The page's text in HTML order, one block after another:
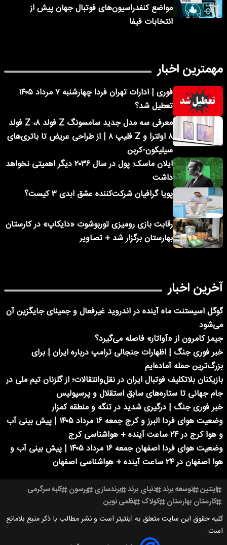
مواضع کنفدراسیون‌های فوتبال جهان پیش از
انتخابات فیفا
مهمترین اخبار
فوری | ادارات تهران فردا چهارشنبه ۷ مرداد ۱۴۰۵
تعطیل شد؟
معرفی سه مدل جدید سامسونگ Z فولد ۸، Z فولد
۸ اولترا و Z فلیپ ۸ | از طراحی عریض تا باتری‌های
سیلیکون-کربن
ایلان ماسک: پول در سال ۲۰۳۶ دیگر اهمیتی نخواهد
داشت
پویا گرافیان شرکت‌کننده عشق ابدی ۳ کیست؟
رقابت بازی رومیزی توربوشوت «دایکاپ» در کارستان
بهارستان برگزار شد + تصاویر
آخرین اخبار
گوگل اسیستنت ماه آینده در اندروید غیرفعال و جمینای جایگزین آن
می‌شود
جیمز کامرون از «آواتار» فاصله می‌گیرد؟
خبر فوری جنگ | اظهارات جنجالی ترامپ درباره ایران | برای
بزرگ‌ترین حمله آماده‌ایم
بازیکنان بلاتکلیف فوتبال ایران در نقل‌وانتقالات؛ از گلزنان تیم ملی در
جام جهانی تا ستاره‌های سابق استقلال و پرسپولیس
خبر فوری جنگ | درگیری شدید در تنگه و منطقه کمزار
وضعیت هوای فردا البرز و کرج جمعه ۱۶ مرداد ۱۴۰۵ | پیش بینی آب
و هوا کرج در ۲۴ ساعت آینده + هواشناسی کرج
وضعیت هوای فردا اصفهان جمعه ۱۶ مرداد ۱۴۰۵ | پیش بینی آب و
هوا اصفهان در ۲۴ ساعت آینده + هواشناسی اصفهان
اینتین توسعه برند دنیای برند برندسازی پرسون کلبه سرگرمی
کارستان بهارستان کولاک نظمی نوین
کلیه حقوق این سایت متعلق به اینتیتر است و نشر مطالب با ذکر منبع بلامانع
است.